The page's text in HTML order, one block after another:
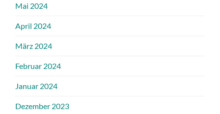
Mai 2024
April 2024
März 2024
Februar 2024
Januar 2024
Dezember 2023